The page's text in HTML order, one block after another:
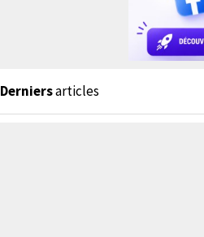
Derniersarticles